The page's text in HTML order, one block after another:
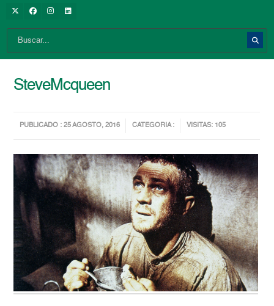
SteveMcqueen
PUBLICADO : 25 AGOSTO, 2016 CATEGORIA : VISITAS: 105